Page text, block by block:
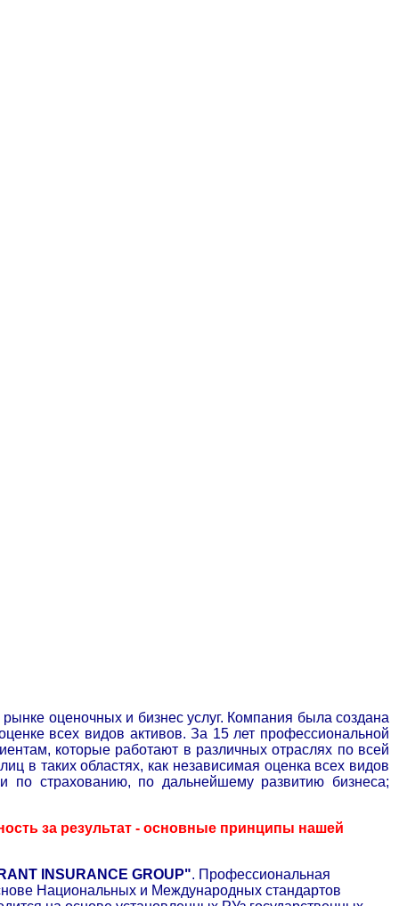
оценочных и бизнес услуг. Компания была создана
всех видов активов. За 15 лет профессиональной
которые работают в различных отраслях по всей
в таких областях, как независимая оценка всех видов
по страхованию, по дальнейшему развитию бизнеса;
за результат - основные принципы нашей
INSURANCE GROUP". Профессиональная
Национальных и Международных стандартов